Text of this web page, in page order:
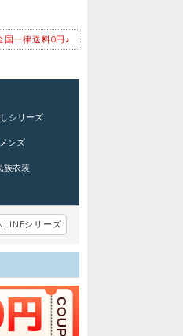
国一律送料0円♪
シリーズ
ンズ
族衣装
シリーズ